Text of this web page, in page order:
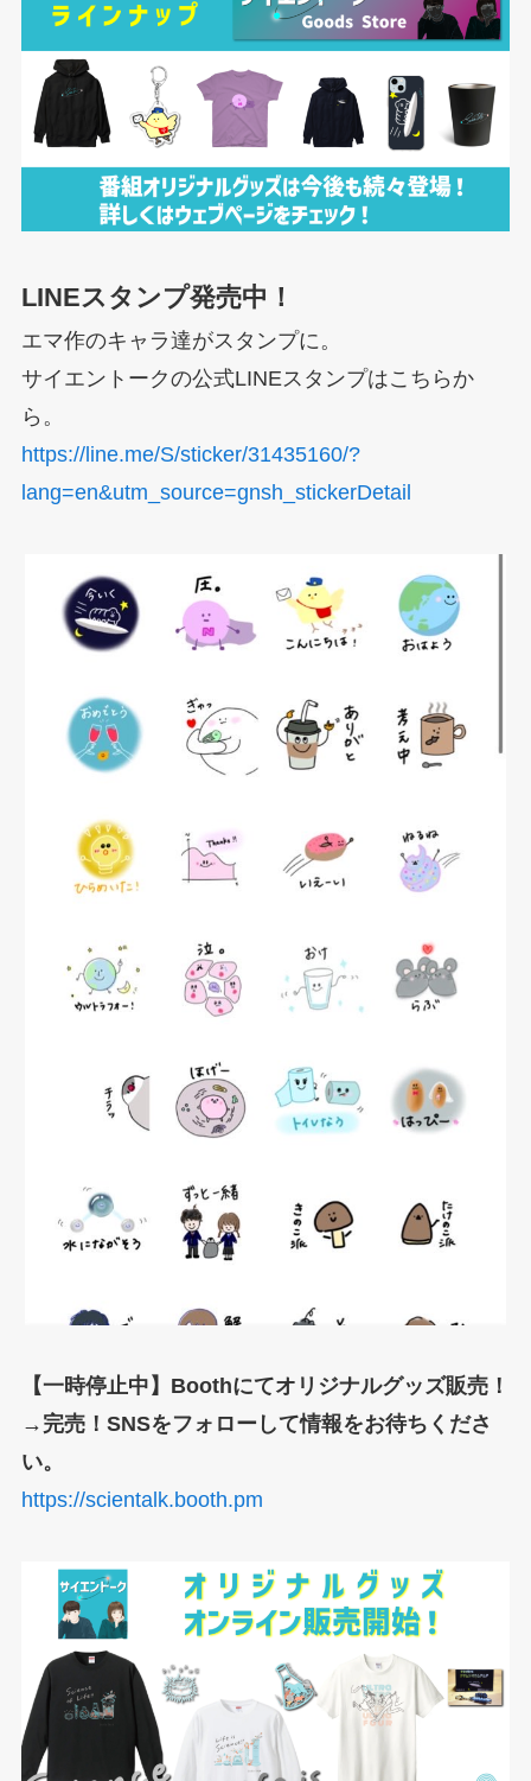
LINEスタンプ発売中！
エマ作のキャラ達がスタンプに。
サイエントークの公式LINEスタンプはこちらか
ら。
https://line.me/S/sticker/31435160/?
lang=en&utm_source=gnsh_stickerDetail
【一時停止中】Boothにてオリジナルグッズ販売！
→完売！SNSをフォローして情報をお待ちくださ
い。
https://scientalk.booth.pm